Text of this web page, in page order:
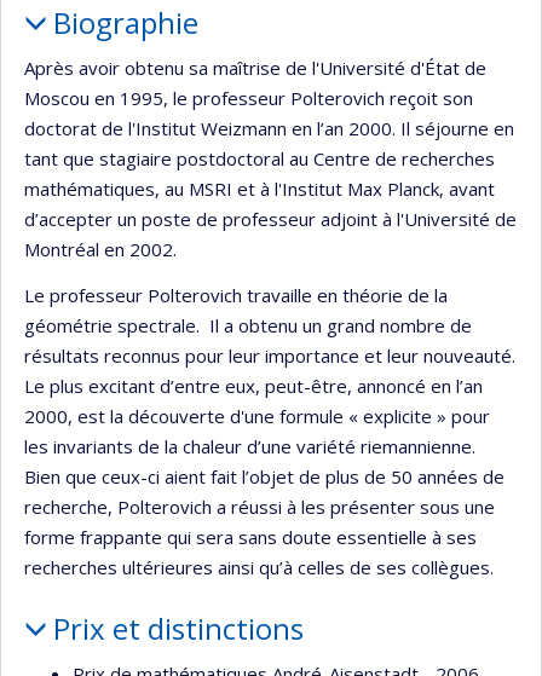
Biographie
Après avoir obtenu sa maîtrise de l'Université d'État de
Moscou en 1995, le professeur Polterovich reçoit son
doctorat de l'Institut Weizmann en l’an 2000. Il séjourne en
tant que stagiaire postdoctoral au Centre de recherches
mathématiques, au MSRI et à l'Institut Max Planck, avant
d’accepter un poste de professeur adjoint à l'Université de
Montréal en 2002.
Le professeur Polterovich travaille en théorie de la
géométrie spectrale. Il a obtenu un grand nombre de
résultats reconnus pour leur importance et leur nouveauté.
Le plus excitant d’entre eux, peut-être, annoncé en l’an
2000, est la découverte d'une formule « explicite » pour
les invariants de la chaleur d’une variété riemannienne.
Bien que ceux-ci aient fait l’objet de plus de 50 années de
recherche, Polterovich a réussi à les présenter sous une
forme frappante qui sera sans doute essentielle à ses
recherches ultérieures ainsi qu’à celles de ses collègues.
Prix et distinctions